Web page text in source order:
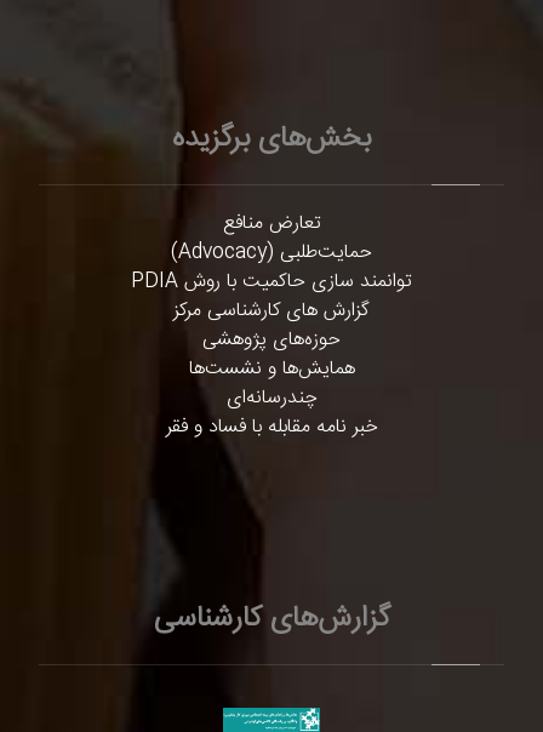
بخش‌های برگزیده
تعارض منافع
حمایت‌طلبی (Advocacy)
توانمند سازی حاکمیت با روش PDIA
گزارش های کارشناسی مرکز
حوزه‌های پژوهشی
همایش‌ها و نشست‌ها
چندرسانه‌ای
خبر نامه مقابله با فساد و فقر
گزارش‌های کارشناسی